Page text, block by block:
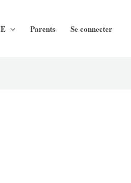
Parents Se connecter